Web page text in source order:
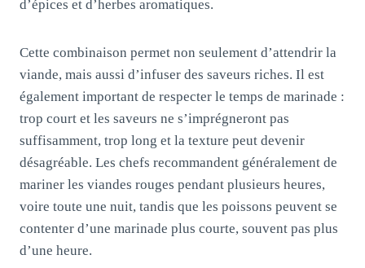
d’épices et d’herbes aromatiques.
Cette combinaison permet non seulement d’attendrir la
viande, mais aussi d’infuser des saveurs riches. Il est
également important de respecter le temps de marinade :
trop court et les saveurs ne s’imprégneront pas
suffisamment, trop long et la texture peut devenir
désagréable. Les chefs recommandent généralement de
mariner les viandes rouges pendant plusieurs heures,
voire toute une nuit, tandis que les poissons peuvent se
contenter d’une marinade plus courte, souvent pas plus
d’une heure.